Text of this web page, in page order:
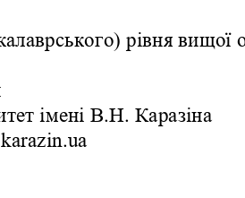
рівня вищої
імені В.Н. Каразіна